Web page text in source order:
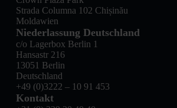
Strada Columna 102 Chișinău
Moldawien
Niederlassung Deutschland
c/o Lagerbox Berlin 1
Hansastr 216
13051 Berlin
Deutschland
+49 (0)3222 – 10 91 453
Kontakt